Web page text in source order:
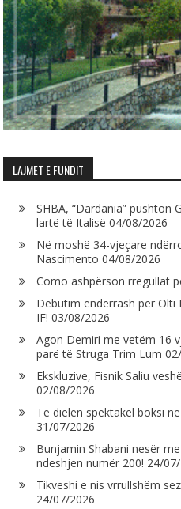
LAJMET E FUNDIT
SHBA, “Dardania” pushton
lartë të Italisë 04/08/2026
Në moshë 34-vjeçare
Nascimento 04/08/2026
Como ashpërson rregullat
Debutim ëndërrash për Olti
IF! 03/08/2026
Agon Demiri me vetëm 16
parë të Struga Trim Lum
Ekskluzive, Fisnik Saliu
02/08/2026
Të dielën spektakël boksi
31/07/2026
Bunjamin Shabani nesër
ndeshjen numër 200! 24/
Tikveshi e nis vrrullshëm
24/07/2026